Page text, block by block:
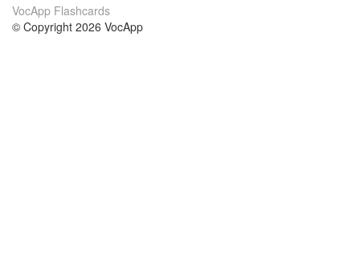
VocApp Flashcards
© Copyright 2026 VocApp